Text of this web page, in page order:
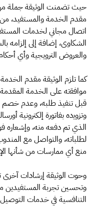
حيث تضمنت الوثيقة جملة من
مقدم الخدمة والمستفيد، من
اﺗﺼﺎل ﻣﺠﺎﻧﻲ ﻟﺨﺪﻣﺎت
الشكاوى، إضافة إلى إلزامه
واﻟﻌﺮوض اﻟﺘﺮوﻳﺠﻴﺔ وأي
كما تلزم الوثيقة مقدم
ﻣﻮاﻓﻘته ﻋﻠﻰ اﻟﺨﺪﻣﺔ
ﻗﺒﻞ ﺗﻨﻔﻴﺬ ﻃﻠﺒﻪ، وﻋﺪم ﺧﺼﻢ
وﺗﺰوﻳده ﺑﻔﺎﺗﻮرة إﻟﻜﺘﺮوﻧﻴﺔ
اﻟﺬي ﺗﻢ دﻓﻌﻪ ﻣنه، وإشعاره
لطلباته، والتواصل مع
منع أي ممارسات من شأنها
وحوت الوثيقة إرشادات
وﺗﺤﺴﻴﻦ ﺗﺠﺮﺑﺔ
اﻟﺘﻨﺎﻓﺴﻴﺔ في خدمات التوصيل